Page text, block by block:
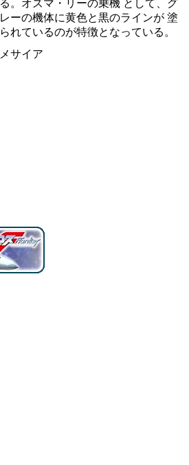
る。オズマ・リーの乗機 として、グ
レーの機体に黄色と黒のラインが 塗
られているのが特徴となっている。
メサイア